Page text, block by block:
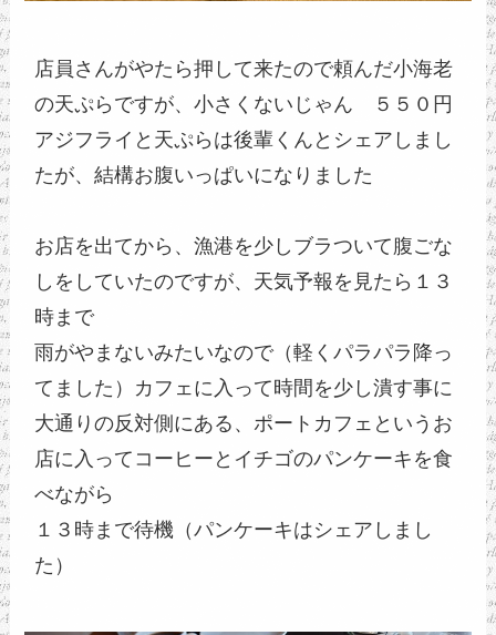
店員さんがやたら押して来たので頼んだ小海老
の天ぷらですが、小さくないじゃん　５５０円
アジフライと天ぷらは後輩くんとシェアしまし
たが、結構お腹いっぱいになりました
お店を出てから、漁港を少しブラついて腹ごな
しをしていたのですが、天気予報を見たら１３
時まで
雨がやまないみたいなので（軽くパラパラ降っ
てました）カフェに入って時間を少し潰す事に
大通りの反対側にある、ポートカフェというお
店に入ってコーヒーとイチゴのパンケーキを食
べながら
１３時まで待機（パンケーキはシェアしまし
た）